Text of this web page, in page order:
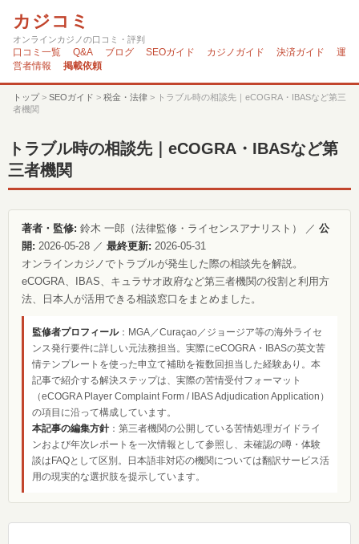
カジコミ
オンラインカジノの口コミ・評判
口コミ一覧 Q&A ブログ SEOガイド カジノガイド 決済ガイド
運
営者情報
掲載依頼
トップ> SEOガイド > 税金・法律 > トラブル時の相談先｜eCOGRA・IBASなど第三
者機関
トラブル時の相談先｜eCOGRA・IBASなど第
三者機関
著者・監修: 鈴木 一郎（法律監修・ライセンスアナリスト） ／ 公
開: 2026-05-28 ／ 最終更新: 2026-05-31
オンラインカジノでトラブルが発生した際の相談先を解説。
eCOGRA、IBAS、キュラサオ政府など第三者機関の役割と利用方
法、日本人が活用できる相談窓口をまとめました。
監修者プロフィール：MGA／Curaçao／ジョージア等の海外ライセ
ンス発行要件に詳しい元法務担当。実際にeCOGRA・IBASの英文苦
情テンプレートを使った申立て補助を複数回担当した経験あり。本
記事で紹介する解決ステップは、実際の苦情受付フォーマット
（eCOGRA Player Complaint Form / IBAS Adjudication Application）
の項目に沿って構成しています。
本記事の編集方針：第三者機関の公開している苦情処理ガイドライ
ンおよび年次レポートを一次情報として参照し、未確認の噂・体験
談はFAQとして区別。日本語非対応の機関については翻訳サービス活
用の現実的な選択肢を提示しています。